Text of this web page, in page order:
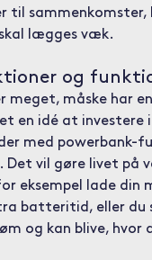
til sammenkomster,
lægges væk.
og
meget, måske har
en idé at investere
med powerbank-
Det vil gøre livet på
eksempel lade din
batteritid, eller du
og kan blive, hvor